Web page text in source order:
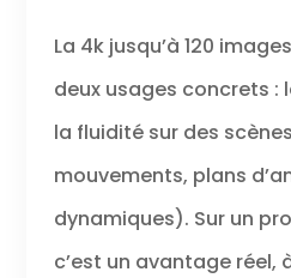
La 4k jusqu’à 120
deux usages concrets :
la fluidité sur des
mouvements, plans
dynamiques). Sur un
c’est un avantage réel,